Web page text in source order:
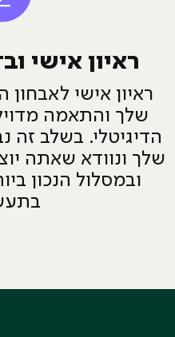
ראיון אישי
ראיון אישי
שלך והתאמה
הדיגיטלי. בשלב זה
שלך ונוודא שאתה
ובמסלול הנכון